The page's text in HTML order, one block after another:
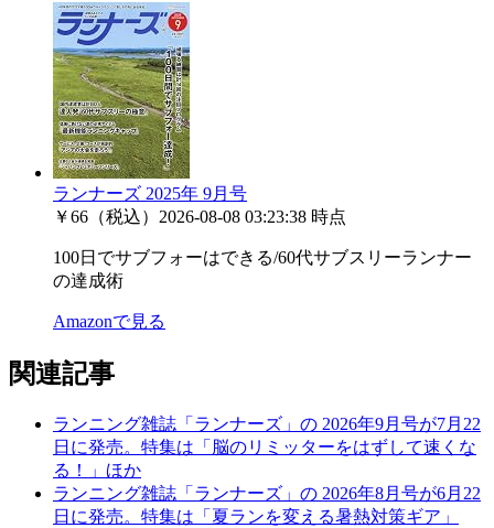
ランナーズ 2025年 9月号
￥66（税込） 2026-08-08 03:23:38 時点
100日でサブフォーはできる/60代サブスリーランナー
の達成術
Amazonで見る
関連記事
ランニング雑誌「ランナーズ」の 2026年9月号が7月22
日に発売。特集は「脳のリミッターをはずして速くな
る！」ほか
ランニング雑誌「ランナーズ」の 2026年8月号が6月22
日に発売。特集は「夏ランを変える暑熱対策ギア」